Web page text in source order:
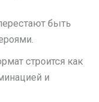
быть
строится как
и